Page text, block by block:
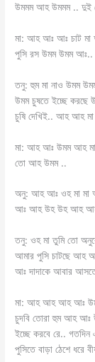
উমমম আহ উমমম .. দুই
মা: আহ আঃ আঃ চাট মা
পুসি রস উমম উমম আঃ..
তনু: হুম মা নাও উমম
উমম চুষতে ইচ্ছে করছে
চুষি দেখিই.. আহ আহ
মা: আহ আঃ উমম আহ মা
তো আহ উমম ..
অনু: আহ আঃ ওহ মা
আঃ আহ উহ উহ আহ
তনু: ওহ মা তুমি তো
আমার পুসি চাটছে আহ
আঃ দাদাকে আবার
মা: আহ আহ আহ আঃ
চুদবি তোরা হুম আহ আঃ
ইচ্ছে করবে রে..
পুসিতে বাড়া ঠেশে ধরে